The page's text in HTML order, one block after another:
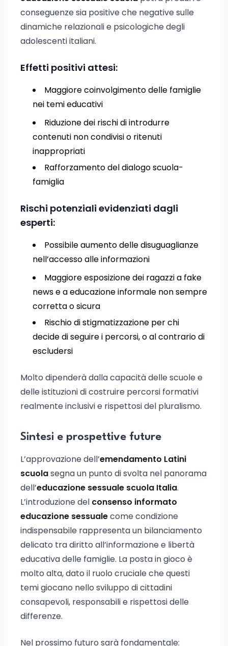
conseguenze sia positive che negative sulle
dinamiche relazionali e psicologiche degli
adolescenti italiani.
Effetti positivi attesi:
Maggiore coinvolgimento delle famiglie
nei temi educativi
Riduzione dei rischi di introdurre
contenuti non condivisi o ritenuti
inappropriati
Rafforzamento del dialogo scuola-
famiglia
Rischi potenziali evidenziati dagli
esperti:
Possibile aumento delle disuguaglianze
nell’accesso alle informazioni
Maggiore esposizione dei ragazzi a fake
news e a educazione informale non sempre
corretta o sicura
Rischio di stigmatizzazione per chi
decide di seguire i percorsi, o al contrario di
escludersi
Molto dipenderà dalla capacità delle scuole e
delle istituzioni di costruire percorsi formativi
realmente inclusivi e rispettosi del pluralismo.
Sintesi e prospettive future
L’approvazione dell’emendamento Latini
scuolasegna un punto di svolta nel panorama
dell’educazione sessuale scuola Italia.
L’introduzione del consenso informato
educazione sessualecome condizione
indispensabile rappresenta un bilanciamento
delicato tra diritto all’informazione e libertà
educativa delle famiglie. La posta in gioco è
molto alta, dato il ruolo cruciale che questi
temi giocano nello sviluppo di cittadini
consapevoli, responsabili e rispettosi delle
differenze.
Nel prossimo futuro sarà fondamentale: